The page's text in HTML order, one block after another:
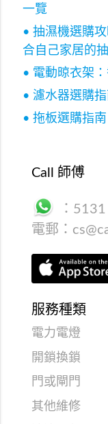
一覽
• 抽濕機選購
合自己家居的
• 電動晾衣架
• 濾水器選購
• 拖板選購指
Call 師傅
：
電郵：
服務種類
電力電燈
開鎖換鎖
門或閘門
其他維修